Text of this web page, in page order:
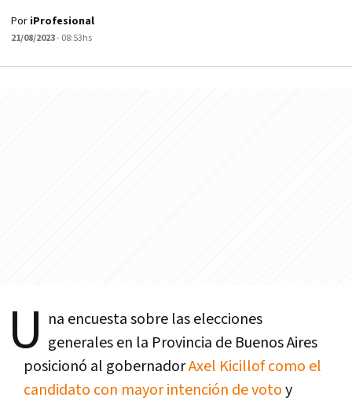
Por iProfesional
21/08/2023- 08:53hs
U na encuesta sobre las elecciones
generales en la Provincia de Buenos Aires
posicionó al gobernadorAxel Kicillof como el
candidato con mayor intención de votoy